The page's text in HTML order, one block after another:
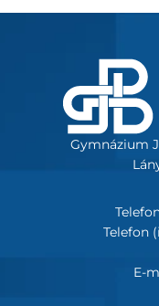
Gymnázium
Telefon
E-